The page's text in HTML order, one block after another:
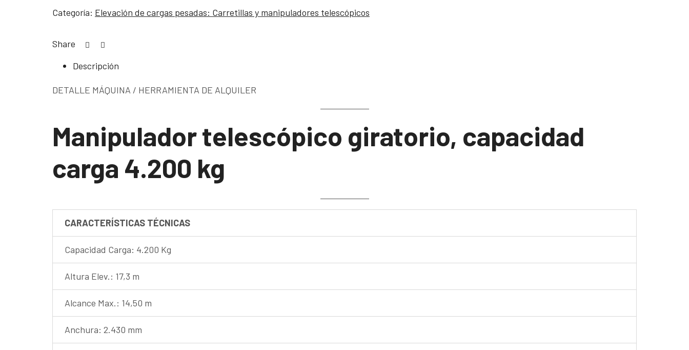
Categoría: Elevación de cargas pesadas: Carretillas y manipuladores telescópicos
Share
Descripción
DETALLE MÁQUINA / HERRAMIENTA DE ALQUILER
Manipulador telescópico giratorio, capacidad
carga 4.200 kg
CARACTERÍSTICAS TÉCNICAS
Capacidad Carga: 4.200 Kg
Altura Elev.: 17,3 m
Alcance Max.: 14,50 m
Anchura: 2.430 mm